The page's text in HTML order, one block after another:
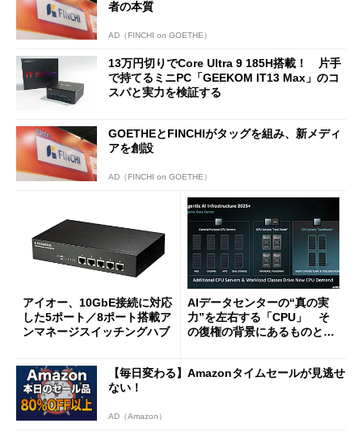
者の本質
AD（FINCHI on GOETHE）
13万円切りでCore Ultra 9 185H搭載！ 片手
で持てるミニPC「GEEKOM IT13 Max」のコ
スパと実力を検証する
GOETHEとFINCHIがタッグを組み、新メディ
アを創設
AD（FINCHI on GOETHE）
アイオー、10GbE接続に対応
した5ポート／8ポート搭載ア
ンマネージスイッチングハブ
AIデータセンターの“真の実
力”を左右する「CPU」 そ
の復権の背景にあるものと
【毎日変わる】Amazonタイムセールが見逃せ
ない！
AD（Amazon）